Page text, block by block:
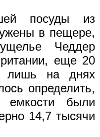
посуды из
в пещере,
Чеддер
еще 20
лишь на днях
определить,
емкости были
14,7 тысячи